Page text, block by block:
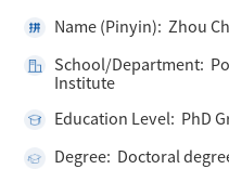
Name (Pinyin): Zhou
School/Department:
Institute
Education Level: PhD
Degree: Doctoral